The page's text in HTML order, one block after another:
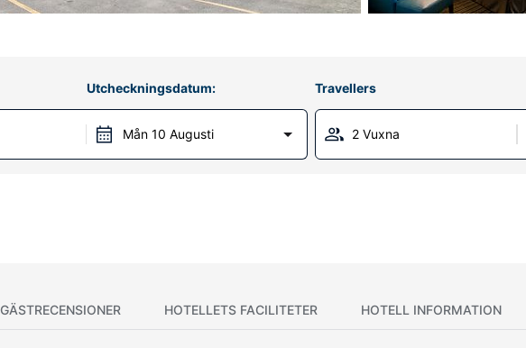
Utcheckningsdatum:
Mån 10 Augusti
Travellers
2 Vuxna
GÄSTRECENSIONER HOTELLETS FACILITETER HOTELL INFORMATION